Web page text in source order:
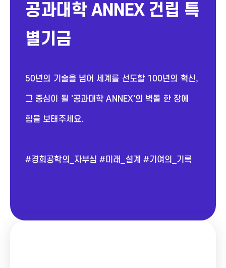
공과대학 ANNEX 건립 특
별기금
50년의 기술을 넘어 세계를 선도할 100년의 혁신,
그 중심이 될 '공과대학 ANNEX'의 벽돌 한 장에
힘을 보태주세요.
#경희공학의_자부심 #미래_설계 #기여의_기록